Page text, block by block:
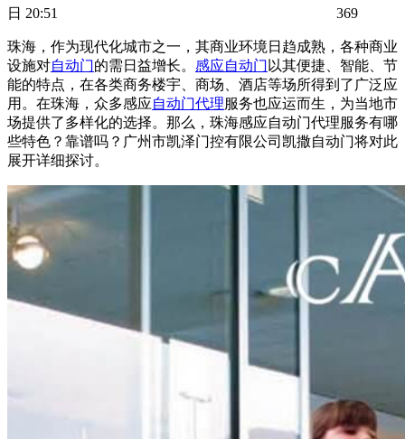
日 20:51 369
珠海，作为现代化城市之一，其商业环境日趋成熟，各种商业
设施对自动门的需日益增长。 感应自动门 以其便捷、智能、节
能的特点，在各类商务楼宇、商场、酒店等场所得到了广泛应
用。在珠海，众多感应自动门代理服务也应运而生，为当地市
场提供了多样化的选择。那么，珠海感应自动门代理服务有哪
些特色？靠谱吗？广州市凯泽门控有限公司凯撒自动门将对此
展开详细探讨。